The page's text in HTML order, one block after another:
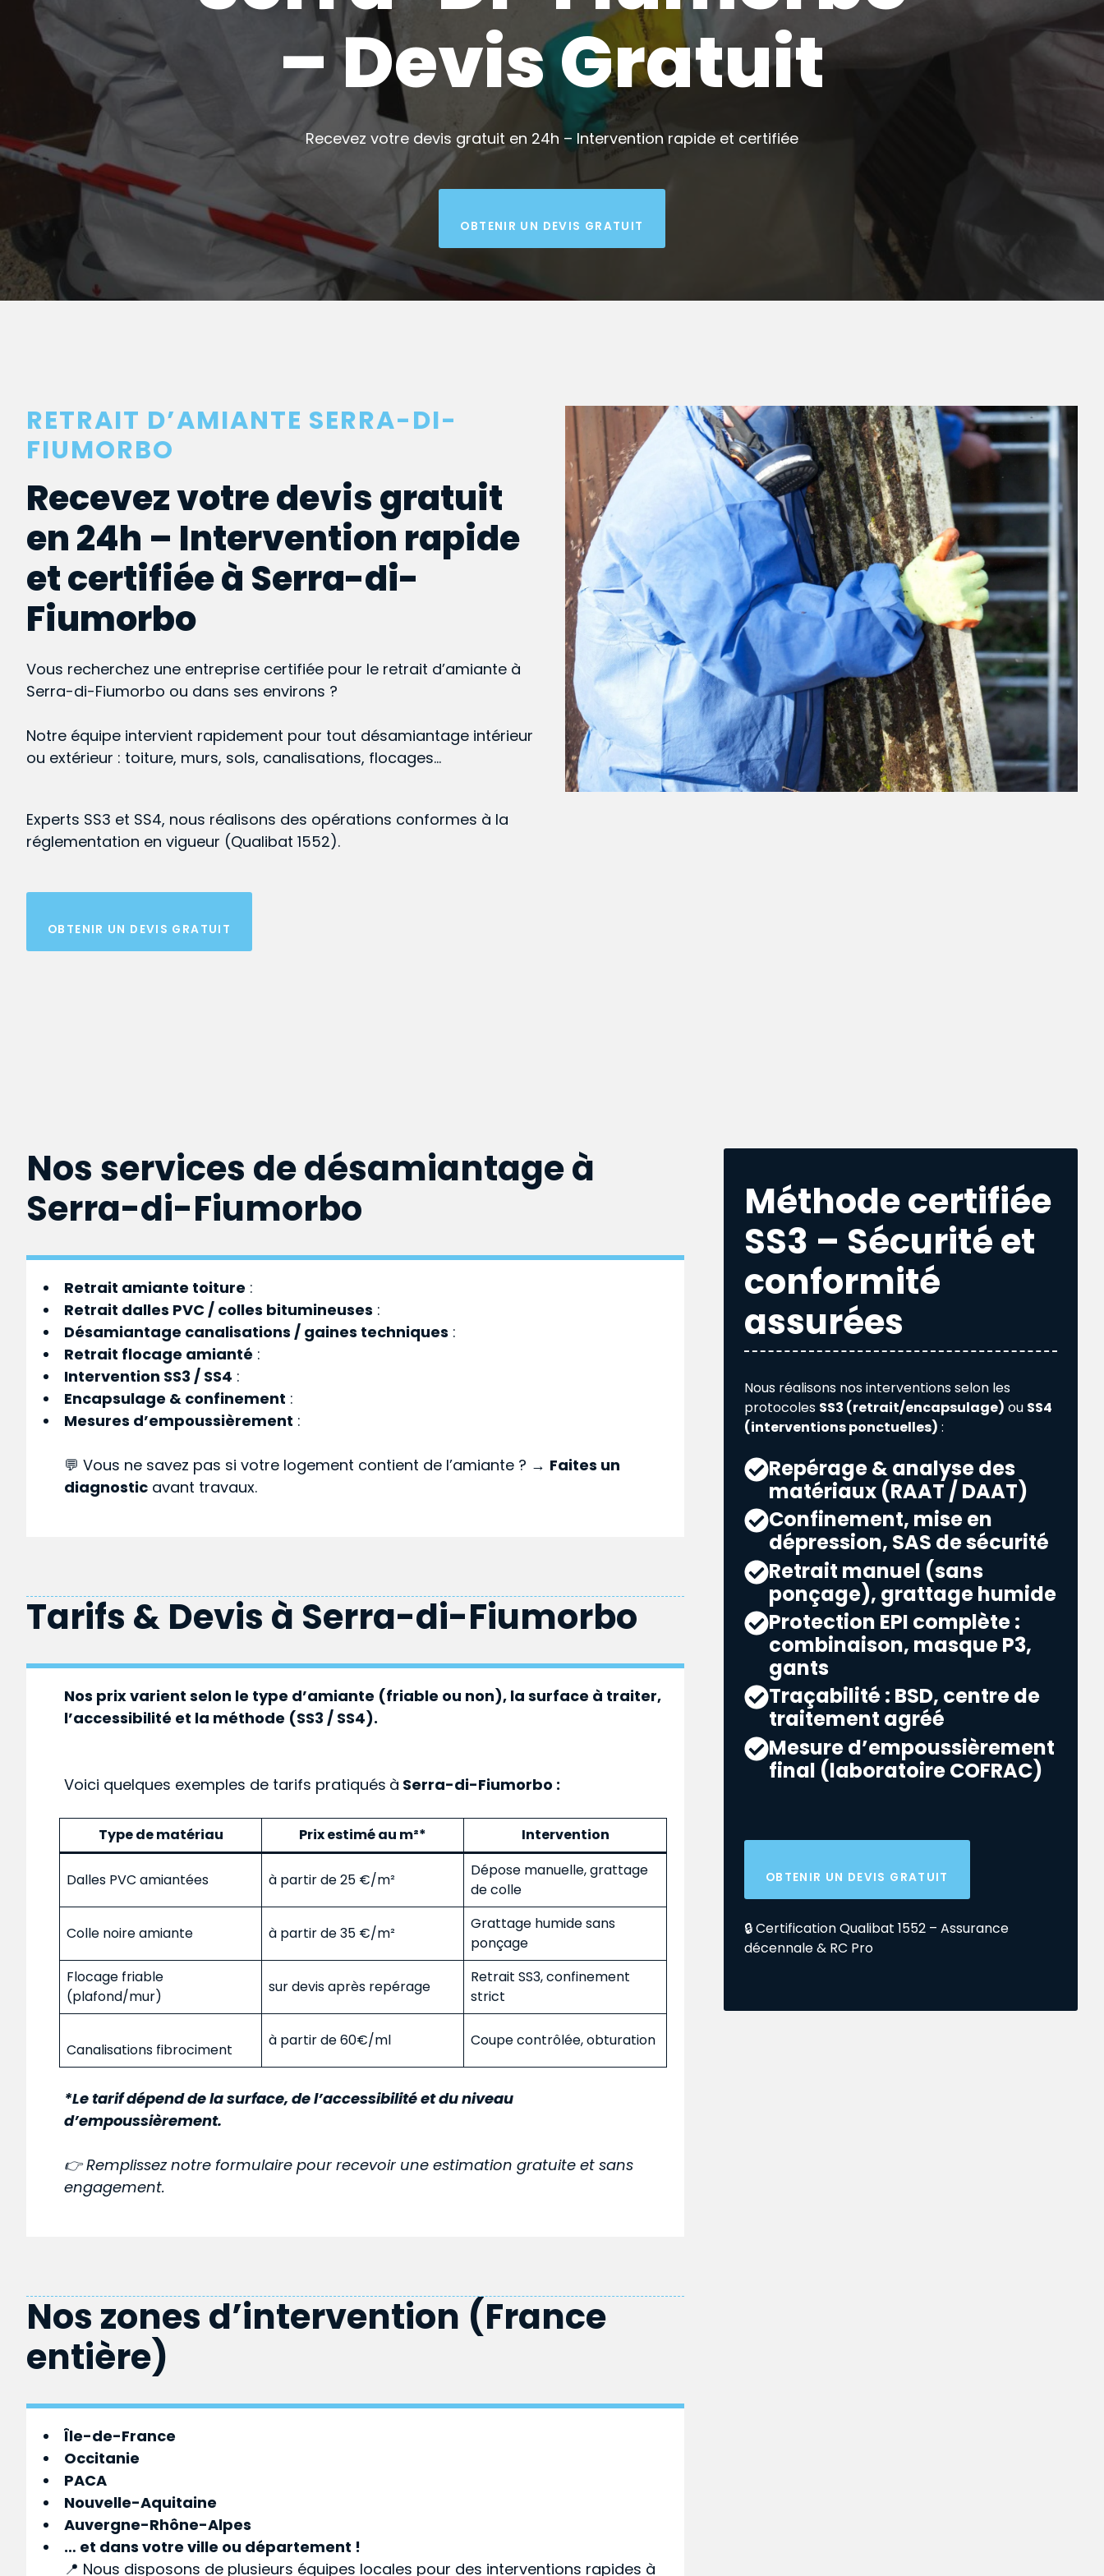
– Devis Gratuit
Recevez votre devis gratuit en 24h – Intervention rapide et certifiée
OBTENIR UN DEVIS GRATUIT
RETRAIT D’AMIANTE SERRA-DI-
FIUMORBO
Recevez votre devis gratuit
en 24h – Intervention rapide
et certifiée à Serra-di-
Fiumorbo
Vous recherchez une entreprise certifiée pour le retrait d’amiante à
Serra-di-Fiumorbo ou dans ses environs ?
Notre équipe intervient rapidement pour tout désamiantage intérieur
ou extérieur : toiture, murs, sols, canalisations, flocages…
Experts SS3 et SS4, nous réalisons des opérations conformes à la
réglementation en vigueur (Qualibat 1552).
OBTENIR UN DEVIS GRATUIT
Nos services de désamiantage à
Serra-di-Fiumorbo
Retrait amiante toiture :
Retrait dalles PVC / colles bitumineuses :
Désamiantage canalisations / gaines techniques :
Retrait flocage amianté :
Intervention SS3 / SS4 :
Encapsulage & confinement :
Mesures d’empoussièrement :
💬 Vous ne savez pas si votre logement contient de l’amiante ? → Faites un
diagnostic avant travaux.
Tarifs & Devis à Serra-di-Fiumorbo
Nos prix varient selon le type d’amiante (friable ou non), la surface à traiter,
l’accessibilité et la méthode (SS3 / SS4).
Voici quelques exemples de tarifs pratiqués à Serra-di-Fiumorbo :
Type de matériau Prix estimé au m²* Intervention
Dalles PVC amiantées à partir de 25 €/m²
Dépose manuelle, grattage
de colle
Colle noire amiante à partir de 35 €/m²
Grattage humide sans
ponçage
Flocage friable
(plafond/mur)
sur devis après repérage
Retrait SS3, confinement
strict
Canalisations fibrociment
à partir de 60€/ml Coupe contrôlée, obturation
*Le tarif dépend de la surface, de l’accessibilité et du niveau
d’empoussièrement.
👉 Remplissez notre formulaire pour recevoir une estimation gratuite et sans
engagement.
Nos zones d’intervention (France
entière)
Île-de-France
Occitanie
PACA
Nouvelle-Aquitaine
Auvergne-Rhône-Alpes
… et dans votreville ou département !
📍 Nous disposons de plusieurs équipes locales pour des interventions rapides à
Méthode certifiée
SS3 – Sécurité et
conformité
assurées
Nous réalisons nos interventions selon les
protocoles SS3 (retrait/encapsulage) ou SS4
(interventions ponctuelles) :
Repérage & analyse des
matériaux (RAAT / DAAT)
Confinement, mise en
dépression, SAS de sécurité
Retrait manuel (sans
ponçage), grattage humide
Protection EPI complète :
combinaison, masque P3,
gants
Traçabilité : BSD, centre de
traitement agréé
Mesure d’empoussièrement
final (laboratoire COFRAC)
OBTENIR UN DEVIS GRATUIT
🔒 Certification Qualibat 1552 – Assurance
décennale & RC Pro